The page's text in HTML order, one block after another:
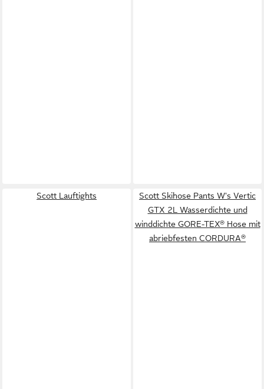
Scott Lauftights
Scott Skihose Pants W's Vertic
GTX 2L Wasserdichte und
winddichte GORE-TEX® Hose mit
abriebfesten CORDURA®